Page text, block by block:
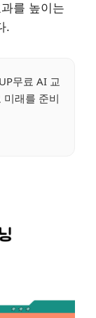
를 높이는
.
무료 AI 교
래를 준비